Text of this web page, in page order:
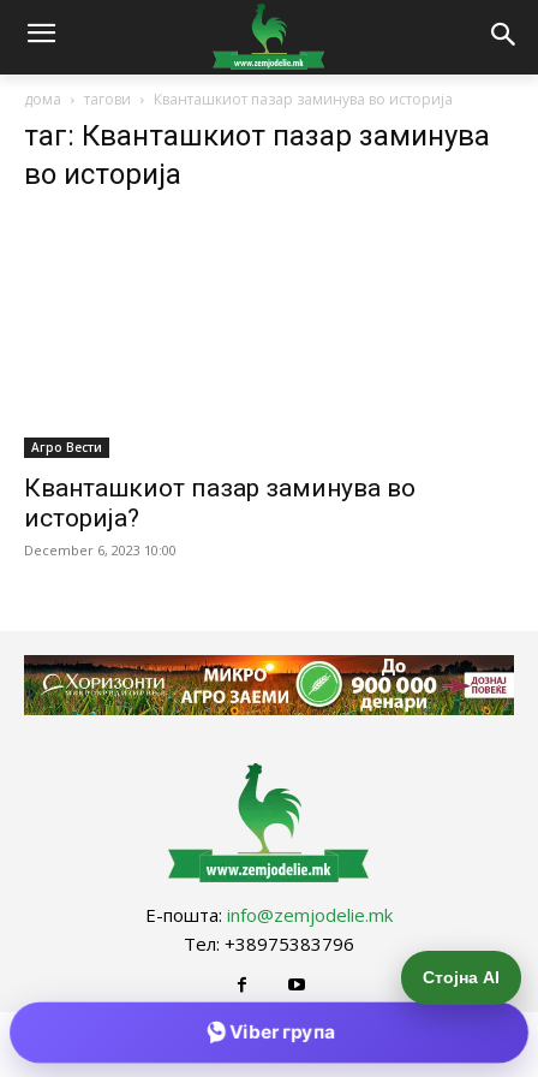
дома тагови Кванташкиот пазар заминува во историја
таг: Кванташкиот пазар заминува
во историја
Агро Вести
Кванташкиот пазар заминува во
историја?
December 6, 2023 10:00
Е-пошта: info@zemjodelie.mk
Тел: +38975383796
Стојна AI
Viber група